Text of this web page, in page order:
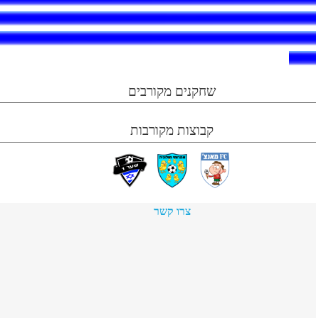
שחקנים מקורבים
קבוצות מקורבות
צרו קשר